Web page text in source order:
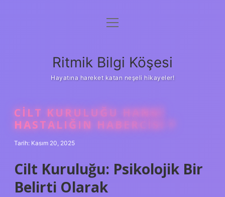
Anasayfa
Yasal Uyarı
menüyü
Ritmik Bilgi Köşesi
Hayatına hareket katan neşeli hikayeler!
CILT KURULUĞU HANGI
HASTALIĞIN HABERCISI ?
Tarih: Kasım 20, 2025
Cilt Kuruluğu: Psikolojik Bir
Belirti Olarak